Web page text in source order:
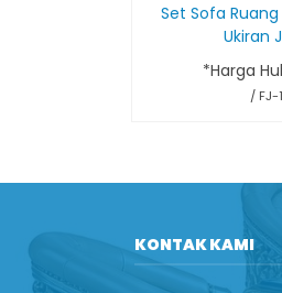
Set Sofa
Ukiran
*Harga
/ FJ-
KONTAK KAMI